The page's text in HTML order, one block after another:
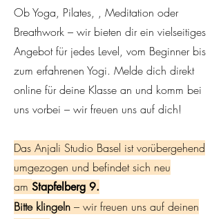
Ob Yoga, Pilates, , Meditation oder
Breathwork – wir bieten dir ein vielseitiges
Angebot für jedes Level, vom Beginner bis
zum erfahrenen Yogi. Melde dich direkt
online für deine Klasse an und komm bei
uns vorbei – wir freuen uns auf dich!
Das Anjali Studio Basel ist vorübergehend
umgezogen und befindet sich neu
am Stapfelberg 9.
Bitte klingeln – wir freuen uns auf deinen